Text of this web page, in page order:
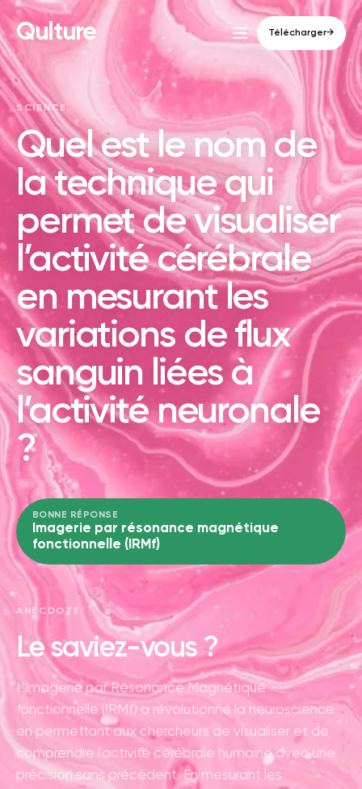
Qulture Télécharger→
SCIENCE
Quel est le nom de
la technique qui
permet de visualiser
l’activité cérébrale
en mesurant les
variations de flux
sanguin liées à
l’activité neuronale
?
BONNE RÉPONSE
Imagerie par résonance magnétique
fonctionnelle (IRMf)
ANECDOTE
Le saviez-vous ?
L'Imagerie par Résonance Magnétique
fonctionnelle (IRMf) a révolutionné la neuroscience
en permettant aux chercheurs de visualiser et de
comprendre l'activité cérébrale humaine avec une
précision sans précédent. En mesurant les